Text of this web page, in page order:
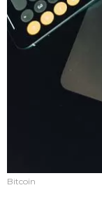
Bitcoin